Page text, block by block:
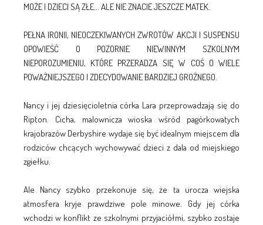
MOŻE I DZIECI SĄ ZŁE... ALE NIE ZNACIE JESZCZE MATEK.
PEŁNA IRONII, NIEOCZEKIWANYCH ZWROTÓW AKCJI I SUSPENSU
OPOWIEŚĆ O POZORNIE NIEWINNYM SZKOLNYM
NIEPOROZUMIENIU, KTÓRE PRZERADZA SIĘ W COŚ O WIELE
POWAŻNIEJSZEGO I ZDECYDOWANIE BARDZIEJ GROŹNEGO.
Nancy i jej dziesięcioletnia córka Lara przeprowadzają się do
Ripton. Cicha, malownicza wioska wśród pagórkowatych
krajobrazów Derbyshire wydaje się być idealnym miejscem dla
rodziców chcących wychowywać dzieci z dala od miejskiego
zgiełku.
Ale Nancy szybko przekonuje się, że ta urocza wiejska
atmosfera kryje prawdziwe pole minowe. Gdy jej córka
wchodzi w konflikt ze szkolnymi przyjaciółmi, szybko zostaje